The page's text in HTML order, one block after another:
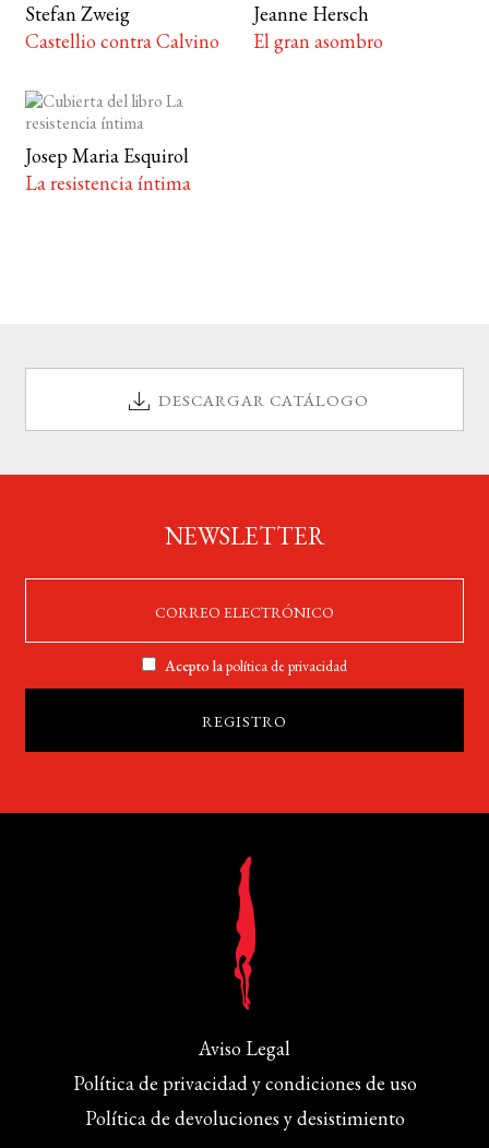
Stefan Zweig
Castellio contra Calvino
Jeanne Hersch
El gran asombro
Josep Maria Esquirol
La resistencia íntima
DESCARGAR CATÁLOGO
NEWSLETTER
Acepto lapolítica de privacidad
Aviso Legal
Política de privacidad y condiciones de uso
Política de devoluciones y desistimiento